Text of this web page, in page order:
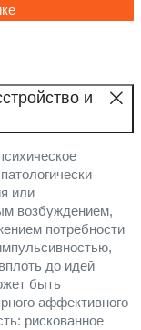
и
или
возбуждением,
потребности
до идей
быть
аффективного
рискованное